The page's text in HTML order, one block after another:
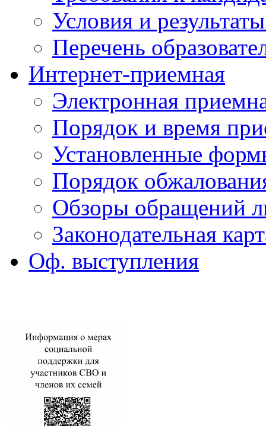
Условия и
Перечень
Интернет-приемная
Электронная
Порядок и время
Установленные
Порядок
Обзоры обращений
Законодательная
Оф. выступления